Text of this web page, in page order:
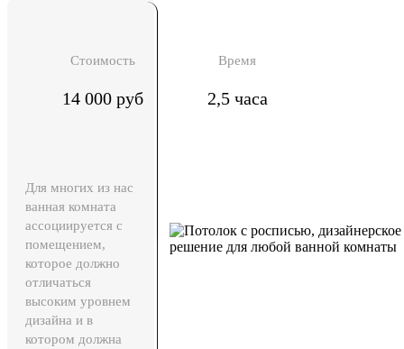
Стоимость Время
14 000 руб 2,5 часа
Для многих из нас
ванная комната
ассоциируется с
помещением,
которое должно
отличаться
высоким уровнем
дизайна и в
котором должна